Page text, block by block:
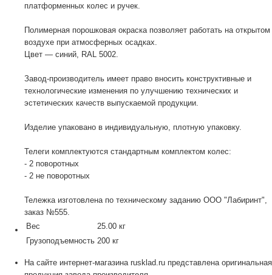
платформенных колес и ручек.
Полимерная порошковая окраска позволяет работать на открытом
воздухе при атмосферных осадках.
Цвет — синий, RAL 5002.
Завод-производитель имеет право вносить конструктивные и
технологические изменения по улучшению технических и
эстетических качеств выпускаемой продукции.
Изделие упаковано в индивидуальную, плотную упаковку.
Телеги комплектуются стандартным комплектом колес:
- 2 поворотных
- 2 не поворотных
Тележка изготовлена по техническому заданию ООО "Лабиринт",
заказ №555.
Вес
25.00 кг
Грузоподъемность 200 кг
На сайте интернет-магазина rusklad.ru представлена оригинальная